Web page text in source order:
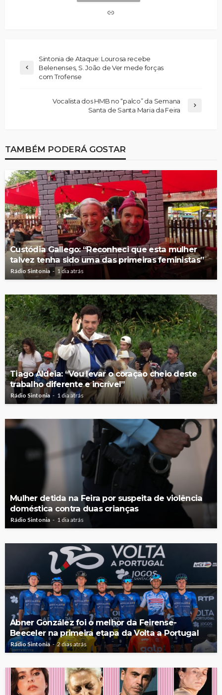
Sintonia de Ataque: Lourosa recebe
Belenenses, S. João de Ver mede forças
com Trofense
Vocalista dos HMB no “palco” da Semana
Santa de Santa Maria da Feira
TAMBÉM PODERÁ GOSTAR
Custódia Gallego: “Reconheci que esta mulher
talvez tenha sido uma das primeiras feministas”
Rádio Sintonia 1 dia atrás
Tiago Aldeia: “Vou levar o coração cheio deste
trabalho diferente e incrível”
Rádio Sintonia 1 dia atrás
Mulher detida na Feira por suspeita de violência
doméstica contra duas crianças
Rádio Sintonia 1 dia atrás
Abner González foi o melhor da Feirense-
Beeceler na primeira etapa da Volta a Portugal
Rádio Sintonia 2 dias atrás